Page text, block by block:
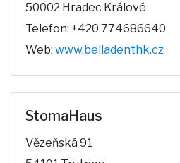
50002 Hradec Králové
Telefon: +420 774686640
Web: www.belladenthk.cz
StomaHaus
Vězeňská 91